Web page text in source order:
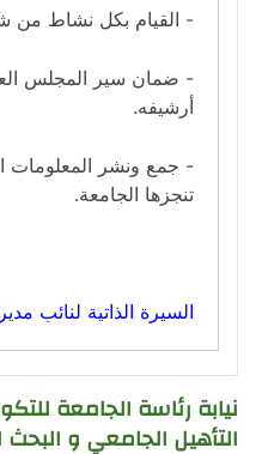
- القيام بكل نشاط من
- ضمان سير المجلس
أرشيفه.
- جمع ونشر المعلومات
تنجزها الجامعة.
السيرة الذاتية لنائب
نيابة رئاسة الجامعة
التأهيل الجامعي و